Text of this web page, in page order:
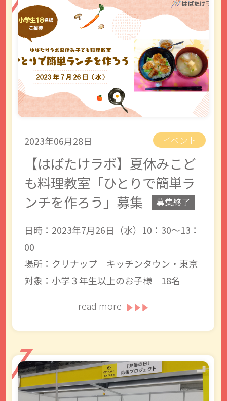
2023年06月28日 イベント
【はばたけラボ】夏休みこど
も料理教室「ひとりで簡単ラ
ンチを作ろう」募集
募集終了
日時：2023年7月26日（水）10：30～13：
00
場所：クリナップ キッチンタウン・東京
対象：小学３年生以上のお子様 18名
read more